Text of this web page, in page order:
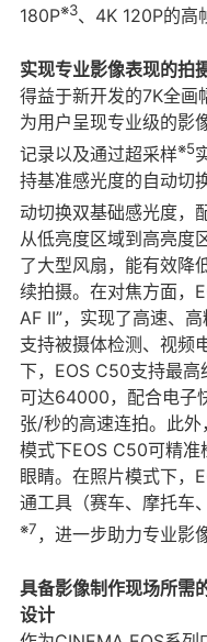
180P※3、4K 120P的高
实现专业影像表现的拍
得益于新开发的7K全
为用户呈现专业级的影
记录以及通过超采样※5
持基准感光度的自动切
动切换双基础感光度，
从低亮度区域到高亮度
了大型风扇，能有效降
续拍摄。在对焦方面，
AF II”，实现了高速、
支持被摄体检测、视频
下，EOS C50支持最
可达64000，配合电子
张/秒的高速连拍。此
模式下EOS C50可精准
眼睛。在照片模式下，
通工具（赛车、摩托车
※7，进一步助力专业影
具备影像制作现场所需
设计